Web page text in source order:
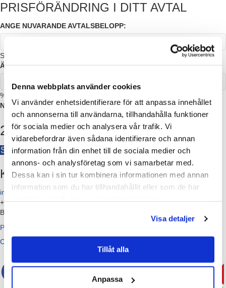
Denna webbplats använder cookies
Vi använder enhetsidentifierare för att anpassa innehållet
och annonserna till användarna, tillhandahålla funktioner
för sociala medier och analysera vår trafik. Vi
vidarebefordrar även sådana identifierare och annan
information från din enhet till de sociala medier och
annons- och analysföretag som vi samarbetar med.
Dessa kan i sin tur kombinera informationen med annan
information som du har tillhandahållit eller som de har
Visa detaljer
Tillåt alla
Anpassa
PRISFÖRÄNDRING I DITT AVTAL
ANGE NUVARANDE AVTALSBELOPP:
SEK
ÄNDRINGSPROCENT ENLIGT AVTAL:
%
NYTT AVTALSPRIS EFTER HÖJNING:
2019 Q2
Se mer information
Kontakta Städbranschen Sverige
info@stadbranschensverige.se
+46 010-557 69 89
BOX 920 03, 120 06 Stockholm
Personuppgiftsbehandling
Cookies